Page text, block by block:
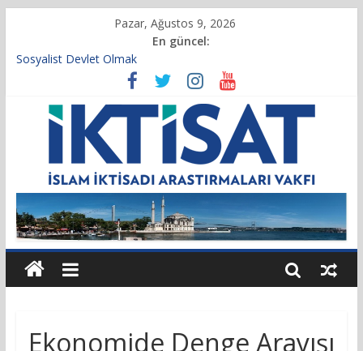
Pazar, Ağustos 9, 2026
En güncel:
Sosyalist Devlet Olmak
Vakıf Başkanımız Prof. Dr. Servet BAYINDIR, 10.04.2025 tarihli
Cumhurbaşkanlığı Kararnamesi’nin 21’inci maddesi gereğince
yeniden atandı.
Kur’an’da İktisadi Hayat
Finansı Yönetmek…
Tulumbanın Suyu
Ekonomide Denge Arayışı